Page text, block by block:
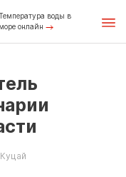
воды в
море онлайн